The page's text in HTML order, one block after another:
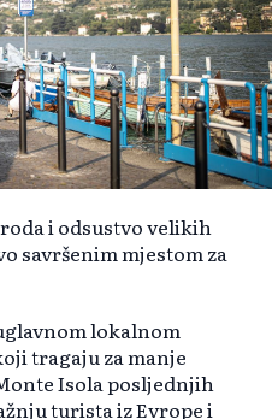
i odsustvo velikih
savršenim mjestom za
lokalnom
tragaju za manje
Isola posljednjih
turista iz Evrope i